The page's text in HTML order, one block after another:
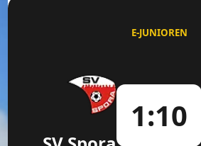
E-JUNIOREN
1:10